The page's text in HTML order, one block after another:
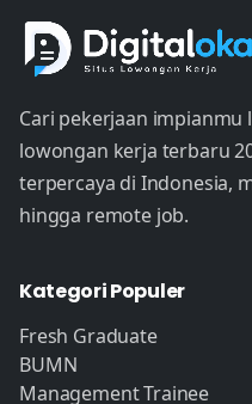
Cari pekerjaan
lowongan kerja terbaru
terpercaya di Indonesia,
hingga remote job.
Kategori Populer
Fresh Graduate
BUMN
Management Trainee